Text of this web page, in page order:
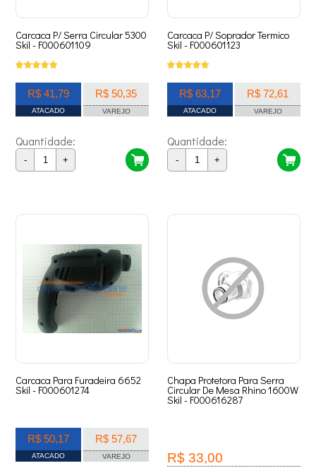
Carcaca P/ Serra Circular 5300
Skil - F000601109
R$ 41,79
ATACADO
R$ 50,35
VAREJO
Quantidade:
- +
Carcaca P/ Soprador Termico
Skil - F000601123
R$ 63,17
ATACADO
R$ 72,61
VAREJO
Quantidade:
- +
Carcaca Para Furadeira 6652
Skil - F000601274
R$ 50,17
ATACADO
R$ 57,67
VAREJO
Chapa Protetora Para Serra
Circular De Mesa Rhino 1600W
Skil - F000616287
R$ 33,00